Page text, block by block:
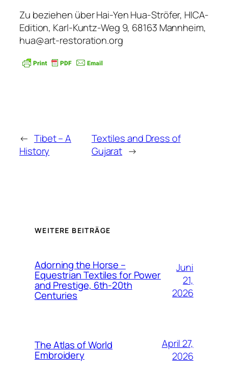
Zu beziehen über Hai-Yen Hua-Ströfer, HICA-
Edition, Karl-Kuntz-Weg 9, 68163 Mannheim,
hua@art-restoration.org
← Tibet – A
History
Textiles and Dress of
Gujarat →
WEITERE BEITRÄGE
Adorning the Horse –
Equestrian Textiles for Power
and Prestige, 6th-20th
Centuries
Juni
21,
2026
The Atlas of World
Embroidery
April 27,
2026